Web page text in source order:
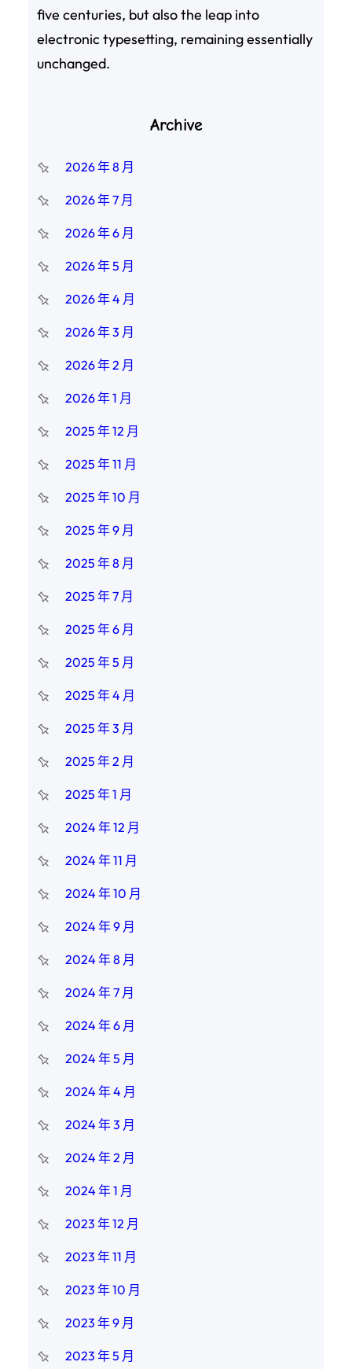
five centuries, but also the leap into
electronic typesetting, remaining essentially
unchanged.
Archive
2026 年 8 月
2026 年 7 月
2026 年 6 月
2026 年 5 月
2026 年 4 月
2026 年 3 月
2026 年 2 月
2026 年 1 月
2025 年 12 月
2025 年 11 月
2025 年 10 月
2025 年 9 月
2025 年 8 月
2025 年 7 月
2025 年 6 月
2025 年 5 月
2025 年 4 月
2025 年 3 月
2025 年 2 月
2025 年 1 月
2024 年 12 月
2024 年 11 月
2024 年 10 月
2024 年 9 月
2024 年 8 月
2024 年 7 月
2024 年 6 月
2024 年 5 月
2024 年 4 月
2024 年 3 月
2024 年 2 月
2024 年 1 月
2023 年 12 月
2023 年 11 月
2023 年 10 月
2023 年 9 月
2023 年 5 月